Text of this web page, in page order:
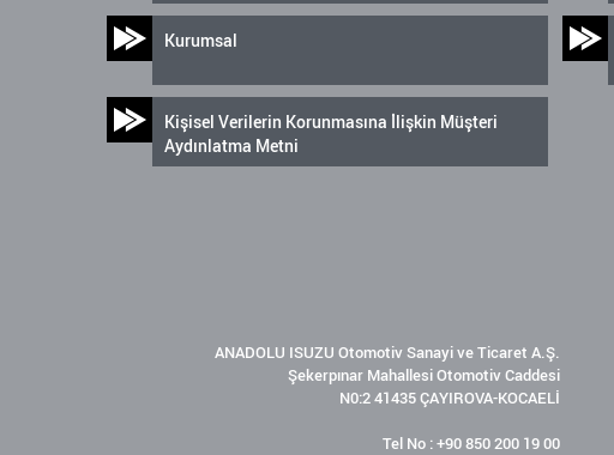
Kurumsal
Kişisel Verilerin Korunmasına İlişkin Müşteri
Aydınlatma Metni
ANADOLU ISUZU Otomotiv Sanayi ve Ticaret A.Ş.
Şekerpınar Mahallesi Otomotiv Caddesi
N0:2 41435 ÇAYIROVA-KOCAELİ
Tel No : +90 850 200 19 00